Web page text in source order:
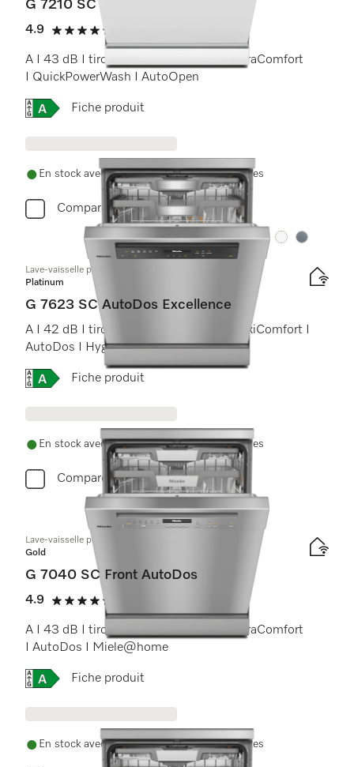
G 7210 SC
4.9
4.9 étoiles sur 5
A I 43 dB I tiroir à couverts I paniers ExtraComfort
I QuickPowerWash I AutoOpen
Online Label Flag, Etiquette énergétique
Fiche produit
En stock avec livraison et installation gratuites
Comparer
CouleursCouleurs
Lave-vaisselle posable
Platinum
G 7623 SC AutoDos Excellence
A I 42 dB I tiroir à couverts I paniers MaxiComfort I
AutoDos I Hygiène 75 °C
Online Label Flag, Etiquette énergétique
Fiche produit
En stock avec livraison et installation gratuites
Comparer
Lave-vaisselle posable
Gold
G 7040 SC Front AutoDos
4.9
4.9 étoiles sur 5
A I 43 dB I tiroir à couverts I paniers ExtraComfort
I AutoDos I Miele@home
Online Label Flag, Etiquette énergétique
Fiche produit
En stock avec livraison et installation gratuites